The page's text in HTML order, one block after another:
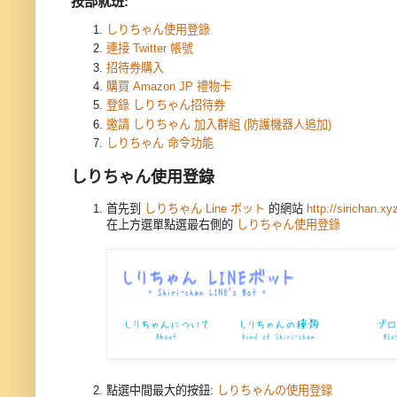
しりちゃん使用登錄
連接 Twitter 帳號
招待券購入
購買 Amazon JP 禮物卡
登錄 しりちゃん招待券
邀請 しりちゃん 加入群組 (防護機器人追加)
しりちゃん 命令功能
しりちゃん使用登錄
首先到 しりちゃん Line ボット 的網站 http://
在上方選單點選最右側的 しりちゃん使用登錄
點選中間最大的按鈕: しりちゃんの使用登録